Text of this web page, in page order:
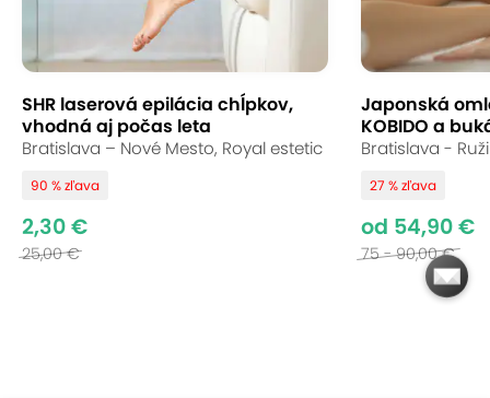
prístroja vytvárajúceho tlakové vlny. Tento proces
napomáha zlepšeniu prietoku lymfy, čo umožňuje
efektívnejšie odstraňovanie toxínov, nadbytočných
tekutín a odpadových látok z tela. Lymfodrenáž je
obzvlášť užitočná pri problémoch s opuchmi,
pocitom ťažkých nôh, celulitídou, ale aj pri
celkovom zlepšení metabolizmu a posilnení
imunitného systému. Procedúra je neinvazívna,
relaxačná a vhodná aj ako podpora pri regenerácii
po fyzickej námahe alebo estetických zákrokoch.
SHR laserová epilácia chĺpkov,
vhodná aj počas leta
Bratislava – Nové Mesto, Royal estetic
90 % zľava
2,30 €
25,00 €
Japonská
KOBIDO a
Bratislava -
27 % zľava
od 54,90 €
75 - 90,00 €